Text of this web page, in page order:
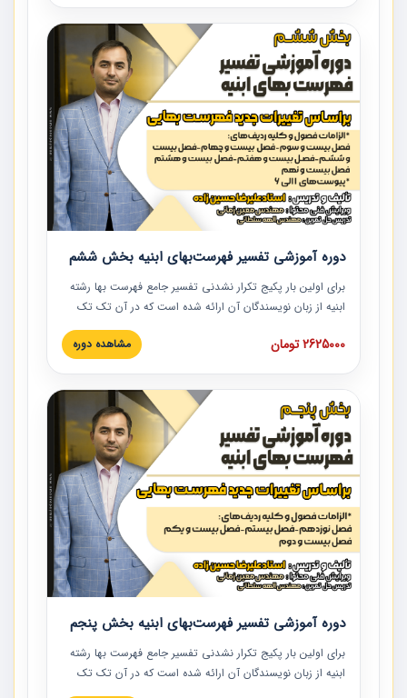
پیمان به همراه تجربیات عملی در این خصوص ارائه شده است.
دوره آموزشی تفسیر فهرست‌بهای ابنیه بخش ششم
برای اولین بار پکیج تکرار نشدنی تفسیر جامع فهرست بها رشته
ابنیه از زبان نویسندگان آن ارائه شده است که در آن تک تک
ردیف ها و مطالب فهرست بها تفسیر و ارائه شده است. این
دوره به صورت کامل تصویری بوده و به همراه تصاویر عملیات
دوره با کلام مهندس علیرضاحسین‌زاده مدیر پروژه مهندسی
مشاور در امر بازنگری فهرست بها رشته ابنیه ارائه شده و به تمام
همکارانی که در حوزه صنعت ساخت در حال فعالیت هستند حتما
توصیه می کنیم از مطالب این دوره استفاده نمایند.
2625000 تومان مشاهده دوره
دوره آموزشی تفسیر فهرست‌بهای ابنیه بخش پنجم
برای اولین بار پکیج تکرار نشدنی تفسیر جامع فهرست بها رشته
ابنیه از زبان نویسندگان آن ارائه شده است که در آن تک تک
ردیف ها و مطالب فهرست بها تفسیر و ارائه شده است. این